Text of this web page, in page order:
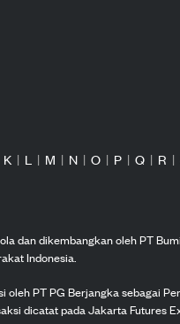
K | L | M | N | O | P | Q | R |
dan dikembangkan oleh PT
Indonesia.
oleh PT PG Berjangka sebagai
dicatat pada Jakarta Futures